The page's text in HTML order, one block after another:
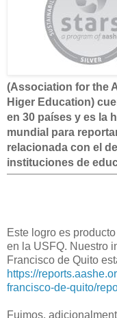
(Association for the
Higer Education)
en 30 países y es la
mundial para
relacionada con el
instituciones de
Este logro es
en la USFQ. Nuestro
Francisco de Quito
https://
francisco-de-quito/
Fuimos,